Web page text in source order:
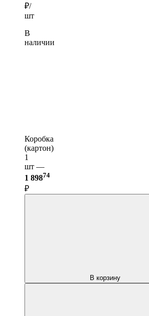
₽/
шт
В
наличии
Коробка
(картон)
1
шт —
1 89874
₽
В корзину